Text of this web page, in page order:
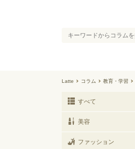
Latte コラム 教育・学習
すべて
美容
ファッション